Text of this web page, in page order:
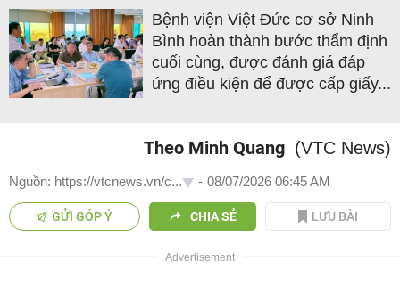
Bệnh viện Việt Đức cơ sở Ninh
Bình hoàn thành bước thẩm định
cuối cùng, được đánh giá đáp
ứng điều kiện để được cấp giấy...
Theo Minh Quang (VTC News)
Nguồn: https://vtcnews.vn/c... - 08/07/2026 06:45 AM
GỬI GÓP Ý CHIA SẺ LƯU BÀI